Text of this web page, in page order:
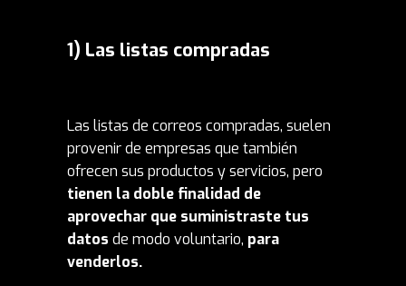
1) Las listas compradas
Las listas de correos compradas, suelen
provenir de empresas que también
ofrecen sus productos y servicios, pero
tienen la doble finalidad de
aprovechar que suministraste tus
datos de modo voluntario, para
venderlos.